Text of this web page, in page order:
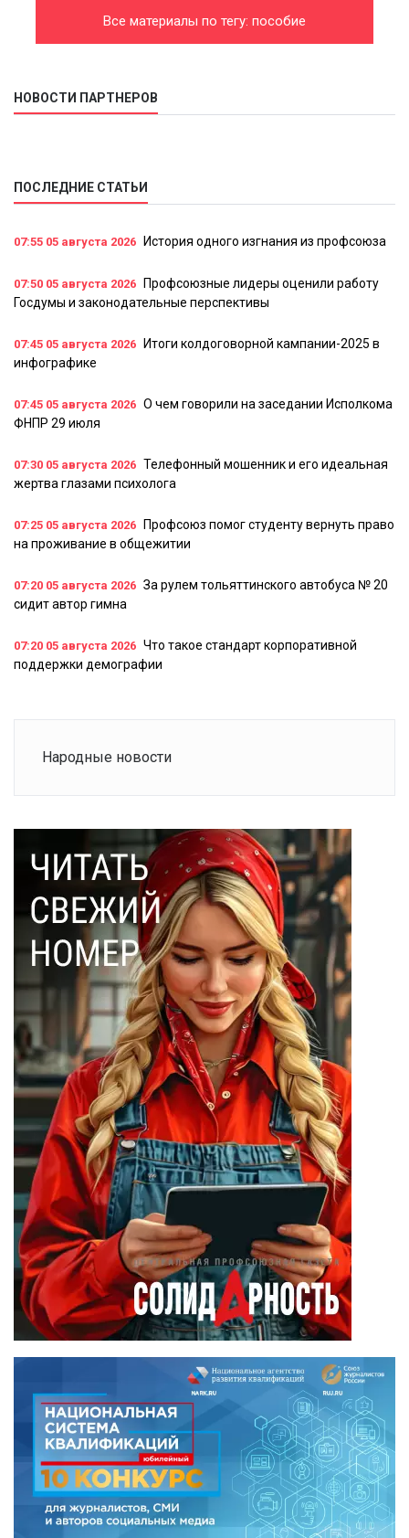
Все материалы по тегу: пособие
НОВОСТИ ПАРТНЕРОВ
ПОСЛЕДНИЕ СТАТЬИ
07:55 05 августа 2026 История одного изгнания из профсоюза
07:50 05 августа 2026
Профсоюзные лидеры оценили работу
Госдумы и законодательные перспективы
07:45 05 августа 2026
Итоги колдоговорной кампании-2025 в
инфографике
07:45 05 августа 2026 О чем говорили на заседании Исполкома
ФНПР 29 июля
07:30 05 августа 2026 Телефонный мошенник и его идеальная
жертва глазами психолога
07:25 05 августа 2026
Профсоюз помог студенту вернуть право
на проживание в общежитии
07:20 05 августа 2026 За рулем тольяттинского автобуса № 20
сидит автор гимна
07:20 05 августа 2026 Что такое стандарт корпоративной
поддержки демографии
Народные новости